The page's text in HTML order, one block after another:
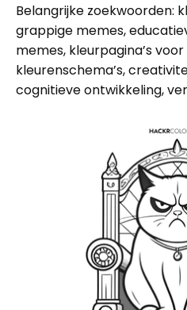
Belangrijke zoekwoorden:
grappige memes,
memes, kleurpagina’s
kleurenschema’s,
cognitieve ontwikkeling,